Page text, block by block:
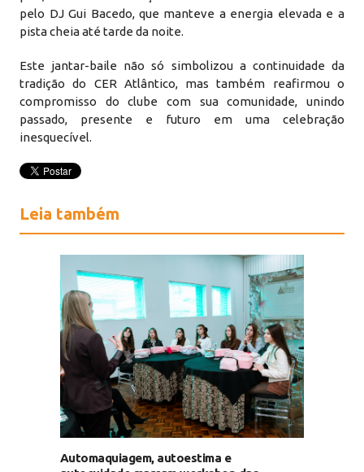
pelo DJ Gui Bacedo, que manteve a energia elevada e a
pista cheia até tarde da noite.
Este jantar-baile não só simbolizou a continuidade da
tradição do CER Atlântico, mas também reafirmou o
compromisso do clube com sua comunidade, unindo
passado, presente e futuro em uma celebração
inesquecível.
Leia também
Automaquiagem, autoestima e